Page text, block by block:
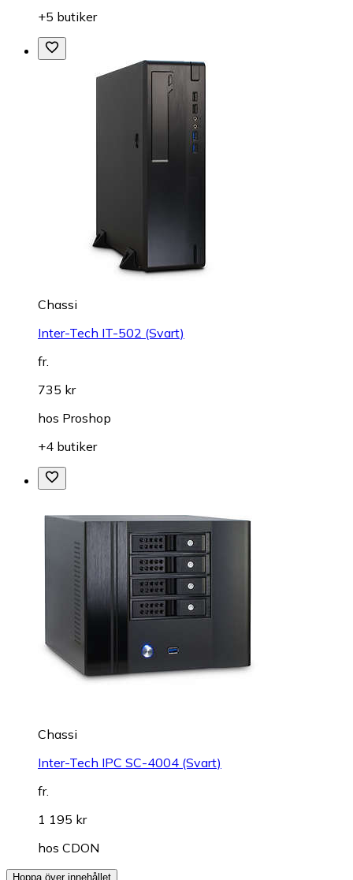
+5 butiker
Chassi
Inter-Tech IT-502 (Svart)
fr.
735 kr
hos Proshop
+4 butiker
Chassi
Inter-Tech IPC SC-4004 (Svart)
fr.
1 195 kr
hos CDON
Hoppa över innehållet